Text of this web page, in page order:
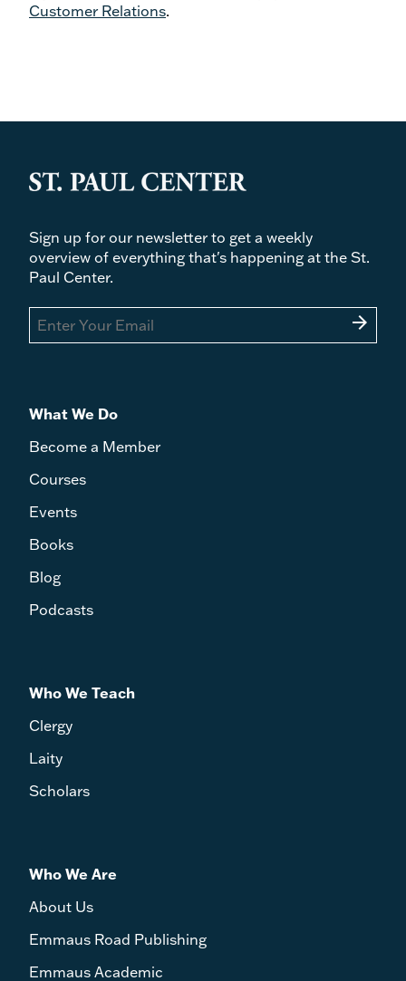
Customer Relations.
Sign up for our newsletter to get a weekly
overview of everything that's happening at the St.
Paul Center.
arrow_forward
What We Do
Become a Member
Courses
Events
Books
Blog
Podcasts
Who We Teach
Clergy
Laity
Scholars
Who We Are
About Us
Emmaus Road Publishing
Emmaus Academic